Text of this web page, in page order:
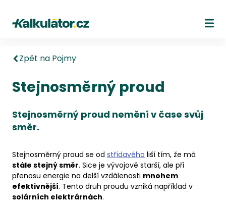
Kalkulátor.cz
Zpět na Pojmy
Stejnosměrný proud
Stejnosměrný proud nemění v čase svůj
směr.
Stejnosměrný proud se od střídavého liší tím, že má
stále stejný směr. Sice je vývojově starší, ale při
přenosu energie na delší vzdálenosti mnohem
efektivnější. Tento druh proudu vzniká například v
solárních elektrárnách.